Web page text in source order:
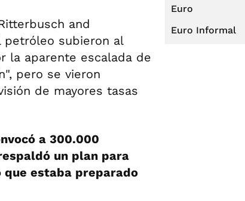
and
petróleo subieron al
la aparente escalada de
pero se vieron
de mayores tasas
a 300.000
un plan para
estaba preparado
Euro
Euro Informal